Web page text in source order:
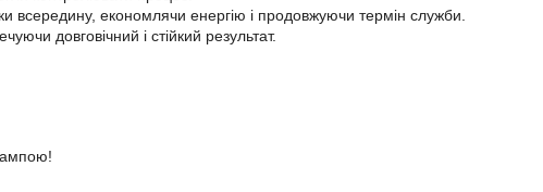
всередину, економлячи енергію і продовжуючи термін служби.
довговічний і стійкий результат.